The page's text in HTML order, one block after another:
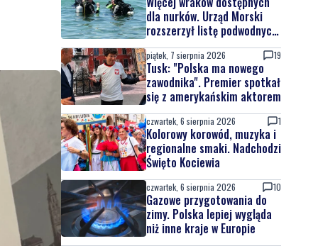
dla nurków. Urząd Morski
rozszerzył listę podwodnych
atrakcji
piątek, 7 sierpnia 2026 19
Tusk: "Polska ma nowego
zawodnika". Premier spotkał
się z amerykańskim aktorem
czwartek, 6 sierpnia 2026 1
Kolorowy korowód, muzyka i
regionalne smaki. Nadchodzi
Święto Kociewia
czwartek, 6 sierpnia 2026 10
Gazowe przygotowania do
zimy. Polska lepiej wygląda
niż inne kraje w Europie